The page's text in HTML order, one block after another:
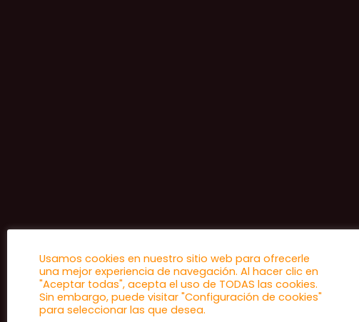
Usamos cookies en nuestro sitio web para ofrecerle
una mejor experiencia de navegación. Al hacer clic en
"Aceptar todas", acepta el uso de TODAS las cookies.
Sin embargo, puede visitar "Configuración de cookies"
para seleccionar las que desea.